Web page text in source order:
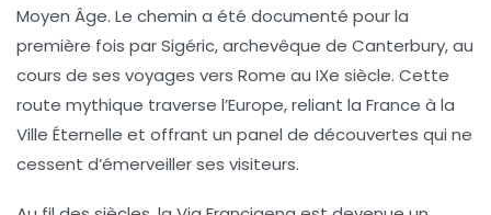
Moyen Âge. Le chemin a été documenté pour la
première fois parSigéric, archevêque de Canterbury, au
cours de ses voyages vers Rome au IXe siècle. Cette
route mythique traverse l’Europe, reliant la France à la
Ville Éternelle et offrant un panel de découvertes qui ne
cessent d’émerveiller ses visiteurs.